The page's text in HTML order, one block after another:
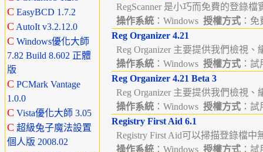
C EasyBCD 1.7.2
C AutoIt v3.2.12.0
C Windows優化大師
7.82 Build 8.602 正體
版
C PCMark Vantage
1.0.0
C Vista優化大師 3.05
C 超級兔子魔法設置
個人版 2008.02
RegScanner 是小巧而免費的登錄
操作系統 ：Windows 授權方式 ：
Reg Organizer 4.21
Reg Organizer 主要提供我們檢視
操作系統 ：Windows 授權方式 ：
Reg Organizer 4.21 Beta 3
Reg Organizer 主要提供我們檢視
操作系統 ：Windows 授權方式 ：
Registry First Aid 6.1
Registry First Aid可以掃描登錄檔
操作系統 ：Windows 授權方式 ：